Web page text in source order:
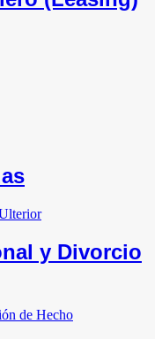
y Divorcio